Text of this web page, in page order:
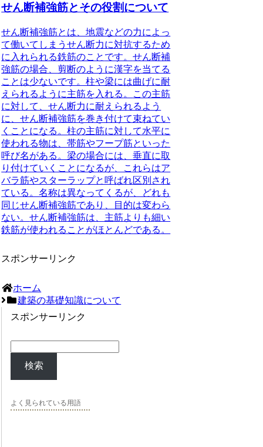
せん断補強筋とその役割について
せん断補強筋とは、地震などの力によっ
て働いてしまうせん断力に対抗するため
に入れられる鉄筋のこと です。せん断補
強筋の場合、剪断のように漢字を当てる
ことは少ないです。柱や梁には曲げに耐
えられるように主筋を入れる 。
この主筋
に対して、せん断力に耐えられるよう
に、せん断補強筋を巻き付けて束ねてい
くことになる。柱の主筋に対して水平に
使われる物は、帯筋やフープ筋といった
呼び名がある。梁の場合には、垂直に取
り付けていくことになるが、これらはア
バラ筋やスターラップと呼ばれ区別され
ている。名称は異なってくるが、どれも
同じせん断補強筋であり、目的は変わら
ない。せん断補強筋は、主筋よりも細い
鉄筋が使われることがほとんどである 。
スポンサーリンク
ホーム
建築の基礎知識について
スポンサーリンク
検索
よく見られている用語